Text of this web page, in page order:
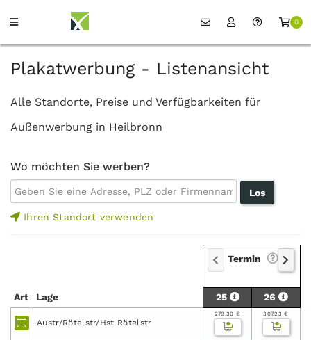
0
Plakatwerbung - Listenansicht
Alle Standorte, Preise und Verfügbarkeiten für
Außenwerbung in Heilbronn
Wo möchten Sie werben?
Ihren Standort verwenden
Art Lage
Termin
25 26
Austr/Rötelstr/Hst Rötelstr
279,30 € 307,23 €